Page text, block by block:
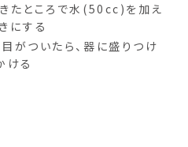
たところで水(50cc)を加え
にする
がついたら、器に盛りつけ
ける